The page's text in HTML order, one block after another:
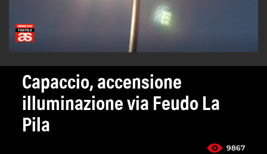
Capaccio, accensione
illuminazione via Feudo La
Pila
9867